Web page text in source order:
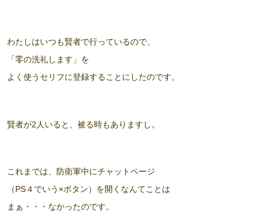
わたしはいつも賢者で行っているので、
「零の洗礼します」 を
よく使うセリフに登録することにしたのです。
賢者が2人いると、被る時もありますし。
これまでは、防衛軍中にチャットページ
（PS４でいう×ボタン）を開くなんてことは
まぁ・・・なかったのです。